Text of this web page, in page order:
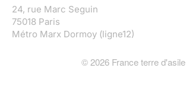
24, rue Marc Seguin
75018 Paris
Métro Marx Dormoy (ligne12)
©2026France terre d'asile